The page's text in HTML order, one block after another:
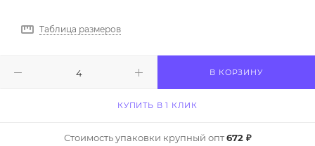
Таблица размеров
В КОРЗИНУ
КУПИТЬ В 1 КЛИК
Стоимость упаковки крупный опт672 ₽